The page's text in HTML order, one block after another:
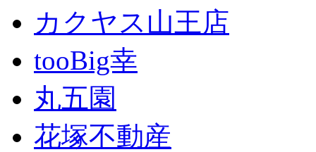
カクヤス山王店
tooBig幸
丸五園
花塚不動産